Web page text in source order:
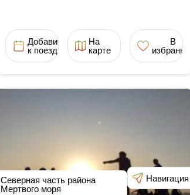
Добавить
к поездке
На
карте
В
избранное
Северная часть района
Мертвого моря
Навигация